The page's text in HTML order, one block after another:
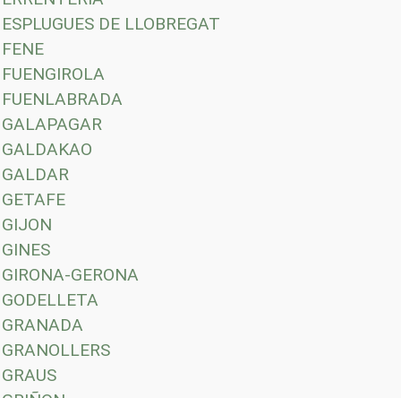
ESPLUGUES DE LLOBREGAT
FENE
FUENGIROLA
FUENLABRADA
GALAPAGAR
GALDAKAO
GALDAR
GETAFE
GIJON
GINES
GIRONA-GERONA
GODELLETA
GRANADA
GRANOLLERS
GRAUS